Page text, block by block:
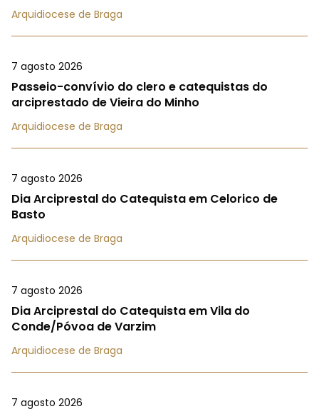
Arquidiocese de Braga
7 agosto 2026
Passeio-convívio do clero e catequistas do
arciprestado de Vieira do Minho
Arquidiocese de Braga
7 agosto 2026
Dia Arciprestal do Catequista em Celorico de
Basto
Arquidiocese de Braga
7 agosto 2026
Dia Arciprestal do Catequista em Vila do
Conde/Póvoa de Varzim
Arquidiocese de Braga
7 agosto 2026